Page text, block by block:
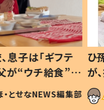
は「ギフテ
ウチ給食”を
#令和の親
せなNEWS編集部
ひ孫
が、
「涙
い」